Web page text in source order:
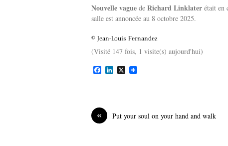
Nouvelle vague de Richard Linklater était en
salle est annoncée au 8 octobre 2025.
© Jean-Louis Fernandez
(Visité 147 fois, 1 visite(s) aujourd'hui)
F
o
k
L
I
X
« Put your soul on your hand and walk